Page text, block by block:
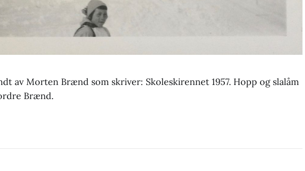
av Morten Brænd som skriver: Skoleskirennet 1957. Hopp og slalåm
Brænd.